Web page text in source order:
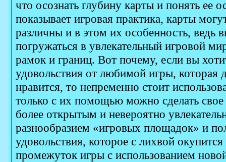
что осознать глубину карты и понять ее
показывает игровая практика, карты
различны и в этом их особенность, ведь
погружаться в увлекательный игровой
рамок и границ. Вот почему, если вы
удовольствия от любимой игры, которая
нравится, то непременно стоит
только с их помощью можно сделать
более открытым и невероятно
разнообразием «игровых площадок» и
удовольствия, которое с лихвой
промежуток игры с использованием